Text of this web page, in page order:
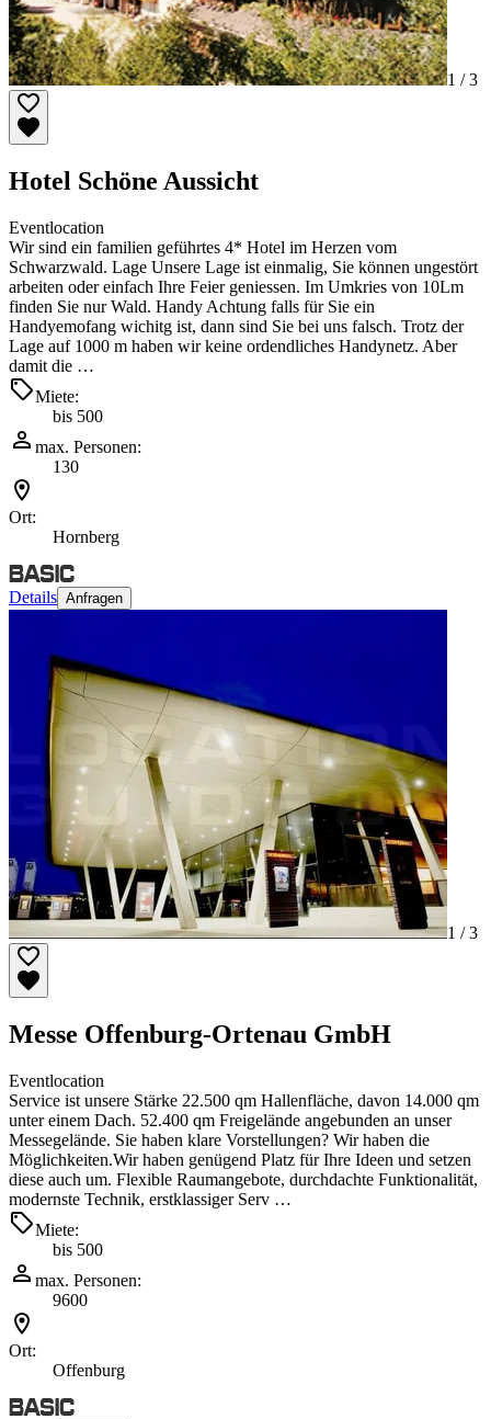
1 /3
Hotel Schöne Aussicht
Eventlocation
Wir sind ein familien geführtes 4* Hotel im Herzen vom
Schwarzwald. Lage Unsere Lage ist einmalig, Sie können ungestört
arbeiten oder einfach Ihre Feier geniessen. Im Umkries von 10Lm
finden Sie nur Wald. Handy Achtung falls für Sie ein
Handyemofang wichitg ist, dann sind Sie bei uns falsch. Trotz der
Lage auf 1000 m haben wir keine ordendliches Handynetz. Aber
damit die …
Miete:
bis 500
max. Personen:
130
Ort:
Hornberg
Details Anfragen
1 /3
Messe Offenburg-Ortenau GmbH
Eventlocation
Service ist unsere Stärke 22.500 qm Hallenfläche, davon 14.000 qm
unter einem Dach. 52.400 qm Freigelände angebunden an unser
Messegelände. Sie haben klare Vorstellungen? Wir haben die
Möglichkeiten.Wir haben genügend Platz für Ihre Ideen und setzen
diese auch um. Flexible Raumangebote, durchdachte Funktionalität,
modernste Technik, erstklassiger Serv …
Miete:
bis 500
max. Personen:
9600
Ort:
Offenburg